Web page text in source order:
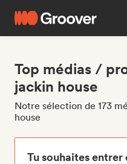
Top médias /
jackin house
Notre sélection de 173
house
Tu souhaites